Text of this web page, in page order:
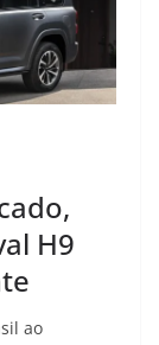
H9
ao